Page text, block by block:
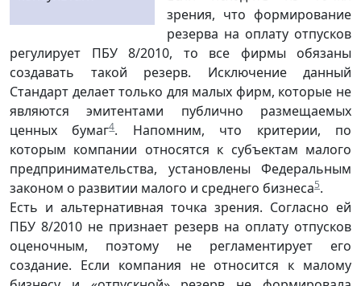
зрения, что формирование
резерва на оплату отпусков
регулирует ПБУ 8/2010, то все фирмы обязаны
создавать такой резерв. Исключение данный
Стандарт делает только для малых фирм, которые не
являются эмитентами публично размеща­емых
ценных бумаг4. Напомним, что критерии, по
которым компании относятся к субъектам малого
предпринимательства, установлены Федеральным
законом о развитии малого и среднего бизнеса5.
Есть и альтернативная точка зрения. Согласно ей
ПБУ 8/2010 не признает резерв на оплату отпусков
оценочным, поэтому не регламентирует его
создание. Если компания не относится к малому